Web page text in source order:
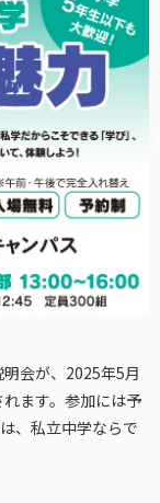
会が、2025年5月
ます。参加には予
、私立中学ならで